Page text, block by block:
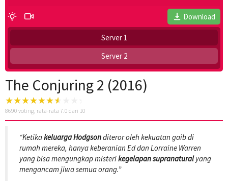
Download
Server 1
Server 2
The Conjuring 2 (2016)
8690 voting, rata-rata 7.0 dari 10
“Ketikakeluarga Hodgsonditeror oleh kekuatan gaib di
rumah mereka, hanya keberanian Ed dan Lorraine Warren
yang bisa mengungkap misterikegelapan supranaturalyang
mengancam jiwa semua orang.”